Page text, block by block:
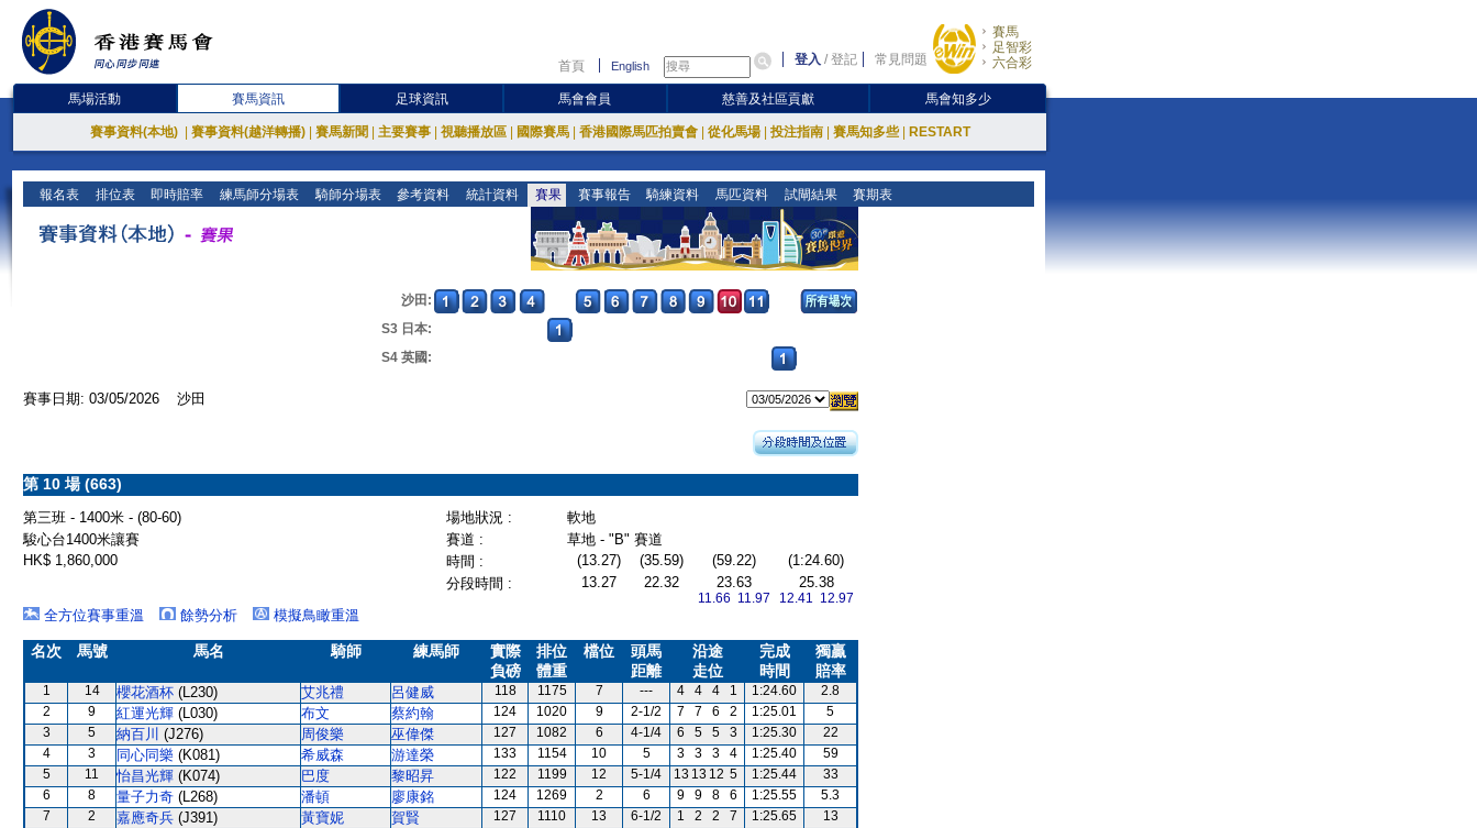
首頁 English 登入 /登記 常見問題
賽馬
足智彩
六合彩
馬場活動 賽馬資訊 足球資訊 馬會會員 慈善及社區貢獻 馬會知多少
賽事資料(本地) 賽事資料(越洋轉播) 賽馬新聞 主要賽事 視聽播放區 國際賽馬 香港國際馬匹拍賣會 從化馬場 投注指南 賽馬知多些 RESTART
報名表 排位表 即時賠率 練馬師分場表 騎師分場表 參考資料 統計資料 賽果 賽事報告 騎練資料 馬匹資料 試閘結果 賽期表
沙田:
S3 日本:
S4 英國:
賽事日期: 03/05/2026 沙田
第 10 場 (663)
第三班 - 1400米 - (80-60) 場地狀況 :
軟地
駿心台1400米讓賽
賽道 :
草地 - "B" 賽道
HK$ 1,860,000
時間 : (13.27) (35.59) (59.22)
(1:24.60)
分段時間 :
13.27 22.32 23.63
11.66 11.97
25.38
12.41 12.97
全方位賽事重溫 餘勢分析 模擬鳥瞰重溫
名次 馬號 馬名 騎師 練馬師
實際
負磅
排位
體重
檔位
頭馬
距離
沿途
走位
完成
時間
獨贏
賠率
1 14 櫻花酒杯 (L230) 艾兆禮 呂健威 118 1175 7 --- 4 4 4 1 1:24.60
2.8
2
9 紅運光輝 (L030) 布文 蔡約翰 124 1020 9 2-1/2 7 7 6 2 1:25.01
5
3
5 納百川 (J276) 周俊樂 巫偉傑 127 1082 6 4-1/4 6 5 5 3 1:25.30
22
4
3 同心同樂 (K081) 希威森 游達榮 133 1154 10 5 3 3 3 4 1:25.40
59
5
11 怡昌光輝 (K074) 巴度 黎昭昇 122 1199 12 5-1/4 13 13 12 5 1:25.44
33
6
8 量子力奇 (L268) 潘頓 廖康銘 124 1269 2 6 9 9 8 6 1:25.55
5.3
7
2 嘉應奇兵 (J391) 黃寶妮 賀賢 127 1110 13 6-1/2 1 2 2 7 1:25.65
13